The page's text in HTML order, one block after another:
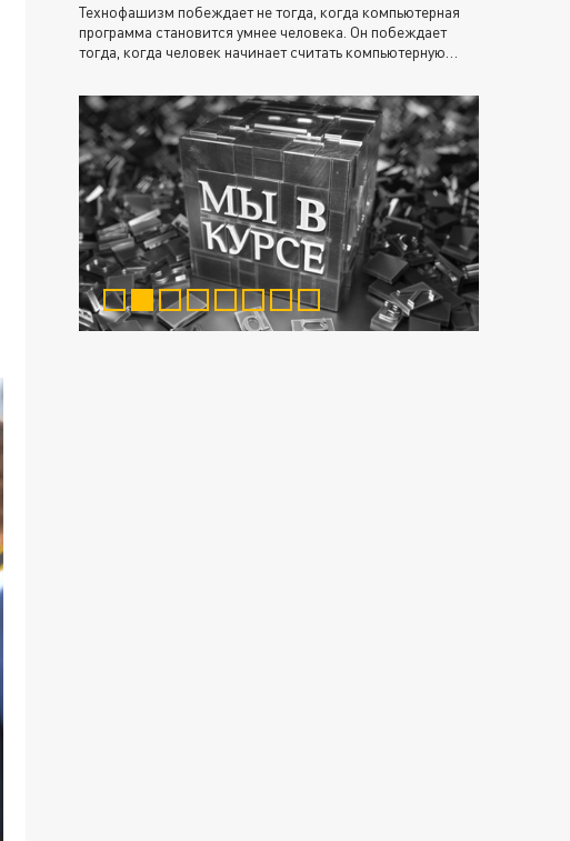
Технофашизм побеждает не тогда, когда компьютерная
программа становится умнее человека. Он побеждает
тогда, когда человек начинает считать компьютерную